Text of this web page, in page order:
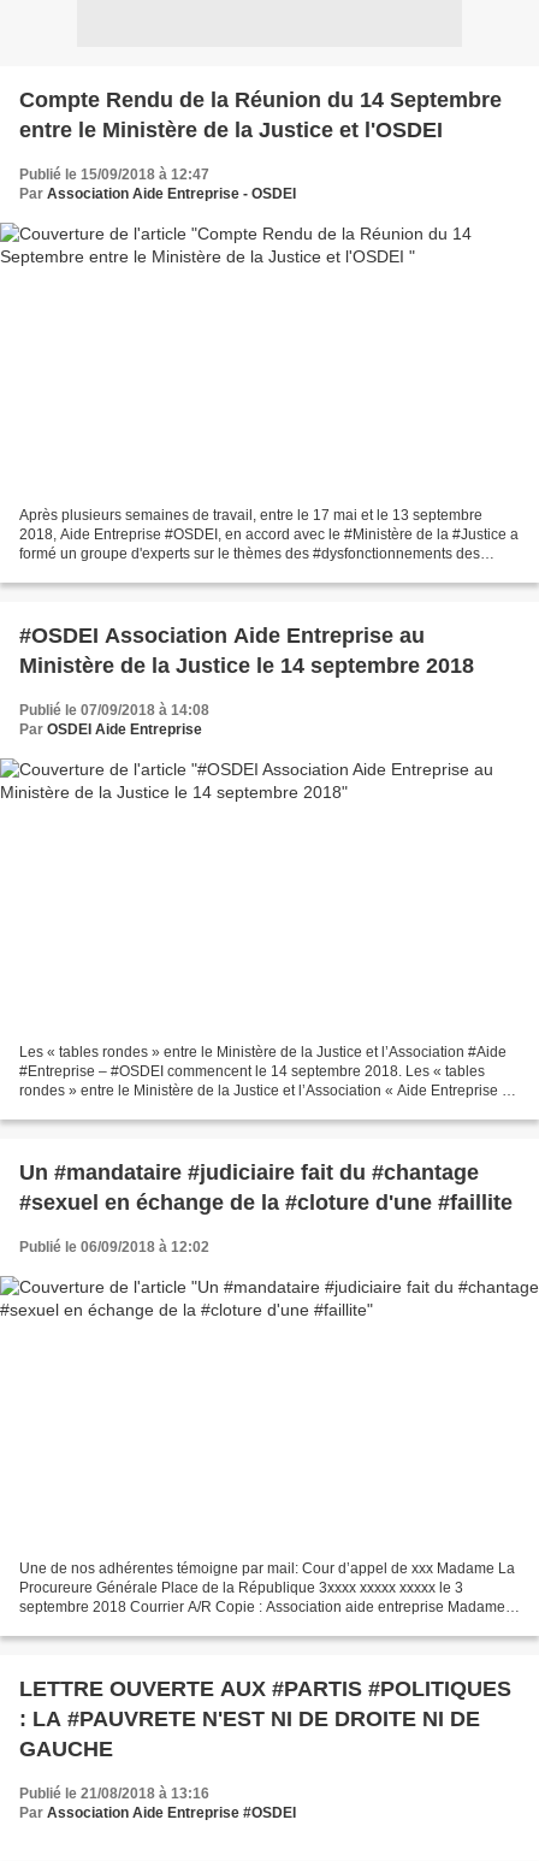
Compte Rendu de la Réunion du 14 Septembre
entre le Ministère de la Justice et l'OSDEI
Publié le 15/09/2018 à 12:47
Par Association Aide Entreprise - OSDEI
Après plusieurs semaines de travail, entre le 17 mai et le 13 septembre
2018, Aide Entreprise #OSDEI, en accord avec le #Ministère de la #Justice a
formé un groupe d'experts sur le thèmes des #dysfonctionnements des
#OSDEI Association Aide Entreprise au
Ministère de la Justice le 14 septembre 2018
Publié le 07/09/2018 à 14:08
Par OSDEI Aide Entreprise
Les « tables rondes » entre le Ministère de la Justice et l’Association #Aide
#Entreprise – #OSDEI commencent le 14 septembre 2018. Les « tables
rondes » entre le Ministère de la Justice et l’Association « Aide Entreprise –
Un #mandataire #judiciaire fait du #chantage
#sexuel en échange de la #cloture d'une #faillite
Publié le 06/09/2018 à 12:02
Une de nos adhérentes témoigne par mail: Cour d’appel de xxx Madame La
Procureure Générale Place de la République 3xxxx xxxxx xxxxx le 3
septembre 2018 Courrier A/R Copie : Association aide entreprise Madame
LETTRE OUVERTE AUX #PARTIS #POLITIQUES
: LA #PAUVRETE N'EST NI DE DROITE NI DE
GAUCHE
Publié le 21/08/2018 à 13:16
Par Association Aide Entreprise #OSDEI